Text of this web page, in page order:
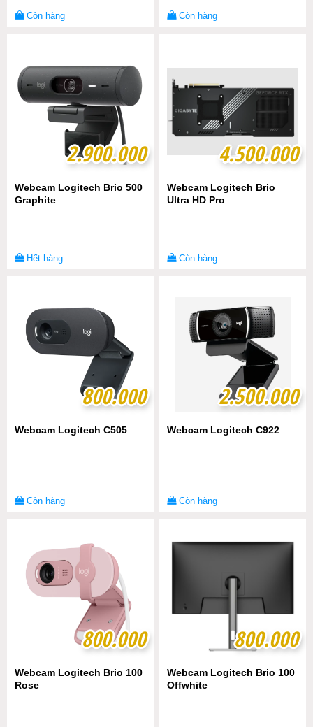
Còn hàng Còn hàng
2.900.000
2.900.000
Webcam Logitech Brio 500
Graphite
Hết hàng
4.500.000
4.500.000
Webcam Logitech Brio
Ultra HD Pro
Còn hàng
800.000
800.000
Webcam Logitech C505
Còn hàng
2.500.000
2.500.000
Webcam Logitech C922
Còn hàng
800.000
800.000
Webcam Logitech Brio 100
Rose
800.000
800.000
Webcam Logitech Brio 100
Offwhite